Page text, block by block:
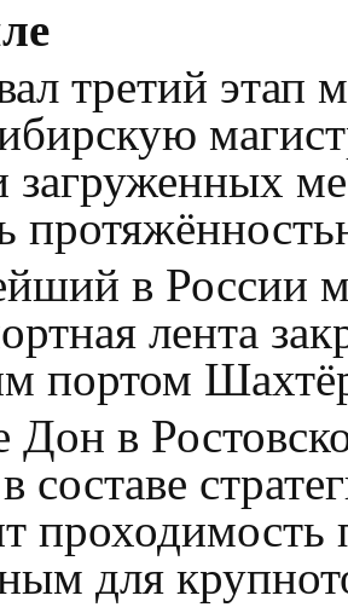
третий
загруженных
в России
лента
портом
Дон в
составе
проходимость
для